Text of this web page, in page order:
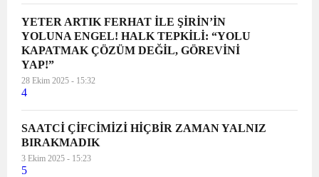
YETER ARTIK FERHAT İLE ŞİRİN’İN
YOLUNA ENGEL! HALK TEPKİLİ: “YOLU
KAPATMAK ÇÖZÜM DEĞİL, GÖREVİNİ
YAP!”
28 Ekim 2025 - 15:32
4
SAATCİ ÇİFCİMİZİ HİÇBİR ZAMAN YALNIZ
BIRAKMADIK
3 Ekim 2025 - 15:23
5